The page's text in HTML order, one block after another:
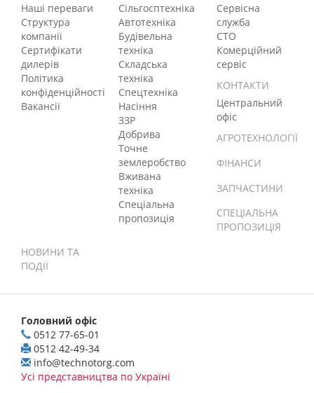
Наші переваги
Структура
компанії
Сертифікати
дилерів
Політика
конфіденційності
Вакансії
Сільгосптехніка
Автотехніка
Будівельна
техніка
Складська
техніка
Спецтехніка
Насіння
ЗЗР
Добрива
Точне
землеробство
Вживана
техніка
Спеціальна
пропозиція
Сервісна
служба
СТО
Комерційний
сервіс
КОНТАКТИ
Центральний
офіс
АГРОТЕХНОЛОГІЇ
ФІНАНСИ
ЗАПЧАСТИНИ
СПЕЦІАЛЬНА
ПРОПОЗИЦІЯ
НОВИНИ ТА
ПОДІЇ
Головний офіс
0512 77-65-01
0512 42-49-34
info@technotorg.com
Усі представництва по Україні